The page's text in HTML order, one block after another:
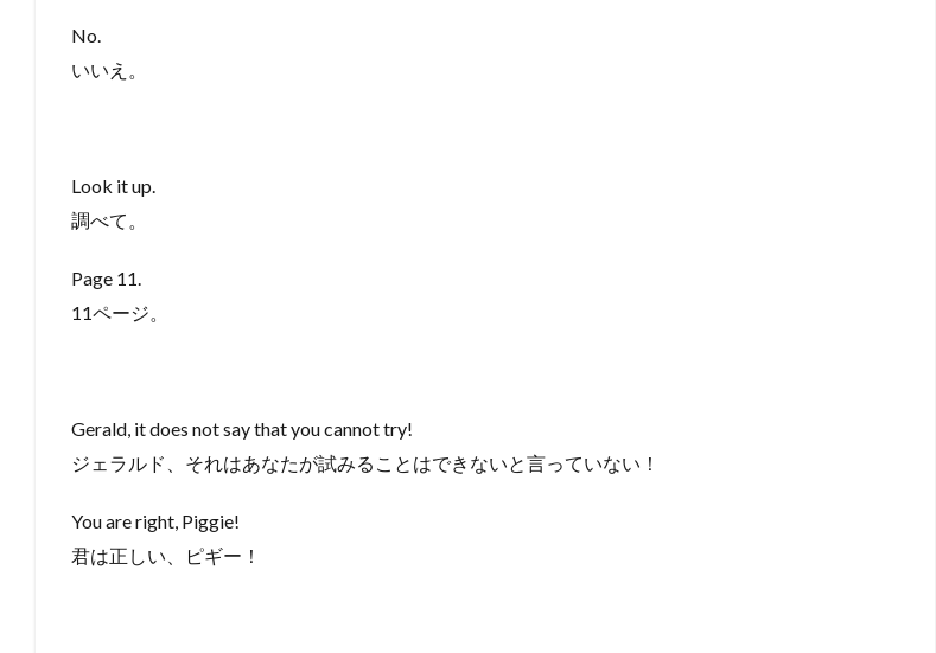
No.
いいえ。
Look it up.
調べて。
Page 11.
11ページ。
Gerald, it does not say that you cannot try!
ジェラルド、それはあなたが試みることはできないと言っていない！
You are right, Piggie!
君は正しい、ピギー！